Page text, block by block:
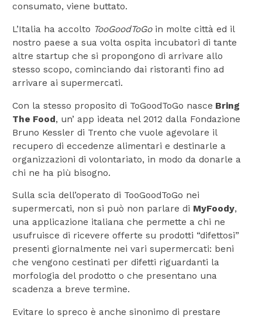
consumato, viene buttato.
L’Italia ha accolto TooGoodToGoin molte città ed il
nostro paese a sua volta ospita incubatori di tante
altre startup che si propongono di arrivare allo
stesso scopo, cominciando dai ristoranti fino ad
arrivare ai supermercati.
Con la stesso proposito di ToGoodToGo nasce Bring
The Food, un’ app ideata nel 2012 dalla Fondazione
Bruno Kessler di Trento che vuole agevolare il
recupero di eccedenze alimentari e destinarle a
organizzazioni di volontariato, in modo da donarle a
chi ne ha più bisogno.
Sulla scia dell’operato di TooGoodToGo nei
supermercati, non si può non parlare di MyFoody,
una applicazione italiana che permette a chi ne
usufruisce di ricevere offerte su prodotti “difettosi”
presenti giornalmente nei vari supermercati: beni
che vengono cestinati per difetti riguardanti la
morfologia del prodotto o che presentano una
scadenza a breve termine.
Evitare lo spreco è anche sinonimo di prestare